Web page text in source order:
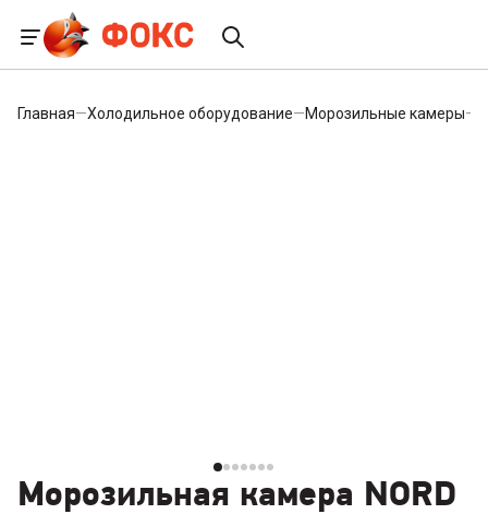
Главная—Холодильное оборудование—Морозильные камеры—
Морозильная камера NORD